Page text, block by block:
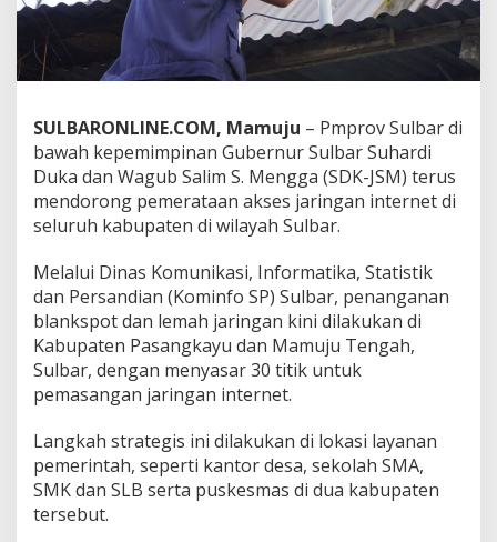
a
n
P
e
i
d
i
k
a
n
D
i
s
k
o
m
i
f
o
S
u
SULBARONLINE.COM, Mamuju – Pmprov Sulbar di
bawah kepemimpinan Gubernur Sulbar Suhardi
Duka dan Wagub Salim S. Mengga (SDK-JSM) terus
mendorong pemerataan akses jaringan internet di
seluruh kabupaten di wilayah Sulbar.
Melalui Dinas Komunikasi, Informatika, Statistik
dan Persandian (Kominfo SP) Sulbar, penanganan
blankspot dan lemah jaringan kini dilakukan di
Kabupaten Pasangkayu dan Mamuju Tengah,
Sulbar, dengan menyasar 30 titik untuk
pemasangan jaringan internet.
Langkah strategis ini dilakukan di lokasi layanan
pemerintah, seperti kantor desa, sekolah SMA,
SMK dan SLB serta puskesmas di dua kabupaten
tersebut.